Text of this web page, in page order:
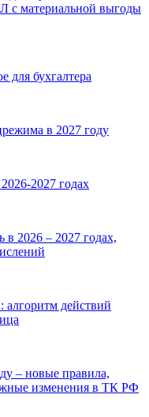
с материальной выгоды
для бухгалтера
в 2027 году
2027 годах
в 2026 – 2027 годах,
действий
– новые правила,
изменения в ТК РФ